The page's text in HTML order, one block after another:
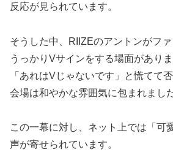
反応が見られています。
そうした中、RIIZEのアントンがフ
うっかりVサインをする場面があり
「あれはVじゃないです」と慌てて
会場は和やかな雰囲気に包まれました
この一幕に対し、ネット上では「可
声が寄せられています。